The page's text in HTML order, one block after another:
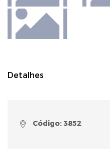
Detalhes
Código: 3852